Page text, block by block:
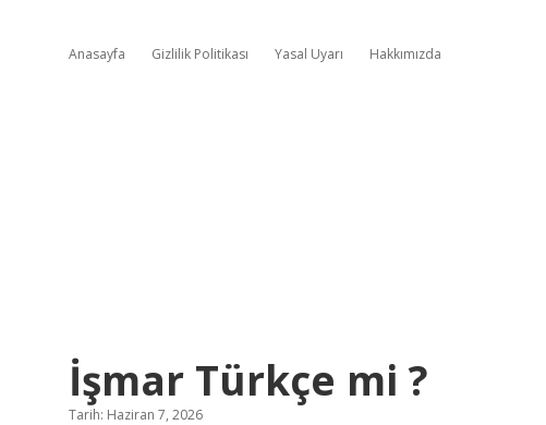
Anasayfa Gizlilik Politikası Yasal Uyarı Hakkımızda
İşmar Türkçe mi ?
Tarih: Haziran 7, 2026